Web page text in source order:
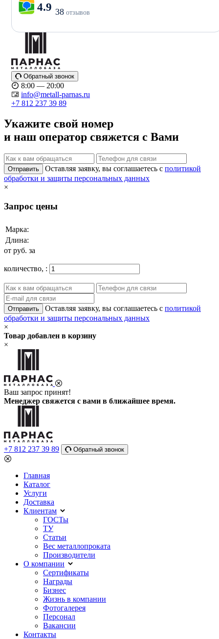
4.9 38 отзывов
Обратный звонок
8:00 — 20:00
info@metall-parnas.ru
+7 812 237 39 89
Укажите свой номер
и наш оператор свяжется с Вами
Отправить Оставляя заявку, вы соглашаетесь с политикой
обработки и защиты персональных данных
×
Запрос цены
Марка:
Длина:
от руб. за
количество, :
Отправить Оставляя заявку, вы соглашаетесь с политикой
обработки и защиты персональных данных
×
Товар добавлен в корзину
×
Ваш запрос принят!
Менеджер свяжется с вами в ближайшее время.
+7 812 237 39 89 Обратный звонок
Главная
Каталог
Услуги
Доставка
Клиентам
ГОСТы
ТУ
Статьи
Вес металлопроката
Производители
О компании
Сертификаты
Награды
Бизнес
Жизнь в компании
Фотогалерея
Персонал
Вакансии
Контакты